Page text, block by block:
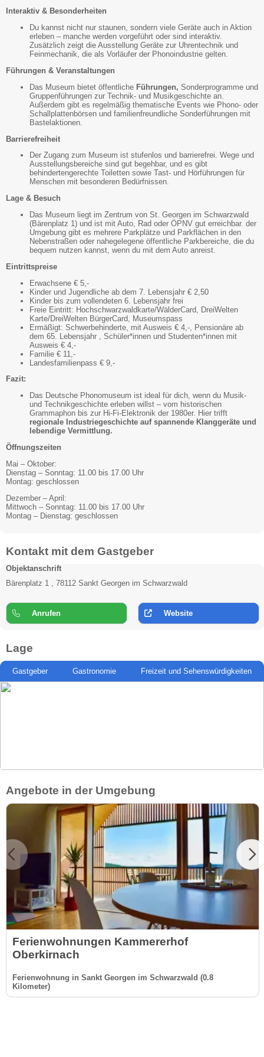
Interaktiv & Besonderheiten
Du kannst nicht nur staunen, sondern viele Geräte auch in Aktion
erleben – manche werden vorgeführt oder sind interaktiv.
Zusätzlich zeigt die Ausstellung Geräte zur Uhrentechnik und
Feinmechanik, die als Vorläufer der Phonoindustrie gelten.
Führungen & Veranstaltungen
Das Museum bietet öffentliche Führungen, Sonderprogramme und
Gruppenführungen zur Technik- und Musikgeschichte an.
Außerdem gibt es regelmäßig thematische Events wie Phono- oder
Schallplattenbörsen und familienfreundliche Sonderführungen mit
Bastelaktionen.
Barrierefreiheit
Der Zugang zum Museum ist stufenlos und barrierefrei. Wege und
Ausstellungsbereiche sind gut begehbar, und es gibt
behindertengerechte Toiletten sowie Tast- und Hörführungen für
Menschen mit besonderen Bedürfnissen.
Lage & Besuch
Das Museum liegt im Zentrum von St. Georgen im Schwarzwald
(Bärenplatz 1) und ist mit Auto, Rad oder ÖPNV gut erreichbar. der
Umgebung gibt es mehrere Parkplätze und Parkflächen in den
Nebenstraßen oder nahegelegene öffentliche Parkbereiche, die du
bequem nutzen kannst, wenn du mit dem Auto anreist.
Eintrittspreise
Erwachsene € 5,-
Kinder und Jugendliche ab dem 7. Lebensjahr € 2,50
Kinder bis zum vollendeten 6. Lebensjahr frei
Freie Eintritt: Hochschwarzwaldkarte/WälderCard, DreiWelten
Karte/DreiWelten BürgerCard, Museumspass
Ermäßigt: Schwerbehinderte, mit Ausweis € 4,-, Pensionäre ab
dem 65. Lebensjahr , Schüler*innen und Studenten*innen mit
Ausweis € 4,-
Familie € 11,-
Landesfamilienpass € 9,-
Fazit:
Das Deutsche Phonomuseum ist ideal für dich, wenn du Musik-
und Technikgeschichte erleben willst – vom historischen
Grammaphon bis zur Hi-Fi-Elektronik der 1980er. Hier trifft
regionale Industriegeschichte auf spannende Klanggeräte und
lebendige Vermittlung.
Öffnungszeiten
Mai – Oktober:
Dienstag – Sonntag: 11.00 bis 17.00 Uhr
Montag: geschlossen
Dezember – April:
Mittwoch – Sonntag: 11.00 bis 17.00 Uhr
Montag – Dienstag: geschlossen
Kontakt mit dem Gastgeber
Objektanschrift
Bärenplatz 1 , 78112 Sankt Georgen im Schwarzwald
Anrufen Website
Lage
Gastgeber Gastronomie Freizeit und Sehenswürdigkeiten
Angebote in der Umgebung
Ferienwohnungen Kammererhof
Oberkirnach
Ferienwohnung in Sankt Georgen im Schwarzwald (0.8
Kilometer)